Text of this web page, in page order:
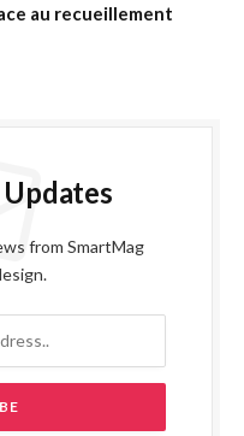
au recueillement
from SmartMag